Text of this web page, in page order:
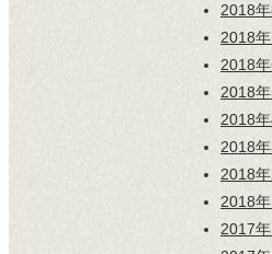
2018年
2018年
2018年
2018年
2018年
2018年
2018年
2018年
2017